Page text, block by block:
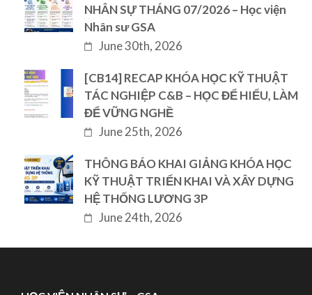
NHÂN SỰ THÁNG 07/2026 – Học viện
Nhân sư GSA
June 30th, 2026
[CB14] RECAP KHÓA HỌC KỸ THUẬT
TÁC NGHIỆP C&B – HỌC ĐỂ HIỂU, LÀM
ĐỂ VỮNG NGHỀ
June 25th, 2026
THÔNG BÁO KHAI GIẢNG KHÓA HỌC
KỸ THUẬT TRIỂN KHAI VÀ XÂY DỰNG
HỆ THỐNG LƯƠNG 3P
June 24th, 2026